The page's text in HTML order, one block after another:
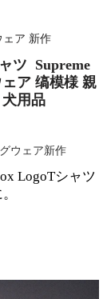
ツ Supreme
ア 缟模様 親
用品
ウェア新作
LogoTシャツ